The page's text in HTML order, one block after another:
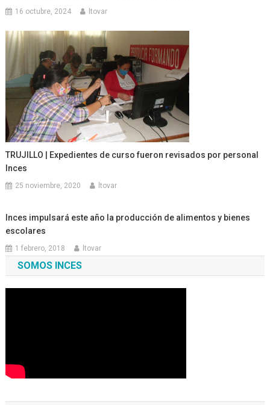
16 octubre, 2024 ltovar
TRUJILLO | Expedientes de curso fueron revisados por personal
Inces
25 noviembre, 2020 ltovar
Inces impulsará este año la producción de alimentos y bienes
escolares
1 febrero, 2018 ltovar
SOMOS INCES